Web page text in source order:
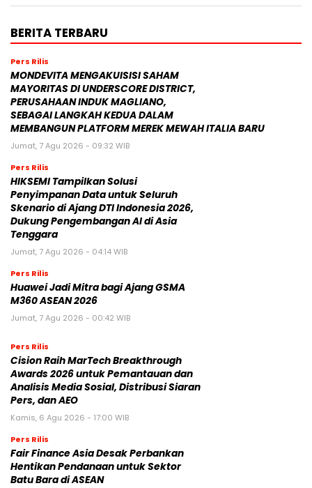
BERITA TERBARU
Pers Rilis
MONDEVITA MENGAKUISISI SAHAM
MAYORITAS DI UNDERSCORE DISTRICT,
PERUSAHAAN INDUK MAGLIANO,
SEBAGAI LANGKAH KEDUA DALAM
MEMBANGUN PLATFORM MEREK MEWAH ITALIA BARU
Jumat, 7 Agu 2026 - 09:32 WIB
Pers Rilis
HIKSEMI Tampilkan Solusi
Penyimpanan Data untuk Seluruh
Skenario di Ajang DTI Indonesia 2026,
Dukung Pengembangan AI di Asia
Tenggara
Jumat, 7 Agu 2026 - 04:14 WIB
Pers Rilis
Huawei Jadi Mitra bagi Ajang GSMA
M360 ASEAN 2026
Jumat, 7 Agu 2026 - 00:42 WIB
Pers Rilis
Cision Raih MarTech Breakthrough
Awards 2026 untuk Pemantauan dan
Analisis Media Sosial, Distribusi Siaran
Pers, dan AEO
Kamis, 6 Agu 2026 - 17:00 WIB
Pers Rilis
Fair Finance Asia Desak Perbankan
Hentikan Pendanaan untuk Sektor
Batu Bara di ASEAN